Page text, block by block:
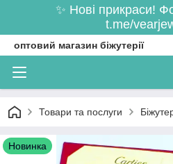
✨ Нові прикраси!
t.me/
оптовий магазин біжутерії
Товари та послуги
Новинка